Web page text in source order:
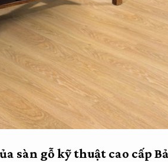
sàn gỗ kỹ thuật cao cấp